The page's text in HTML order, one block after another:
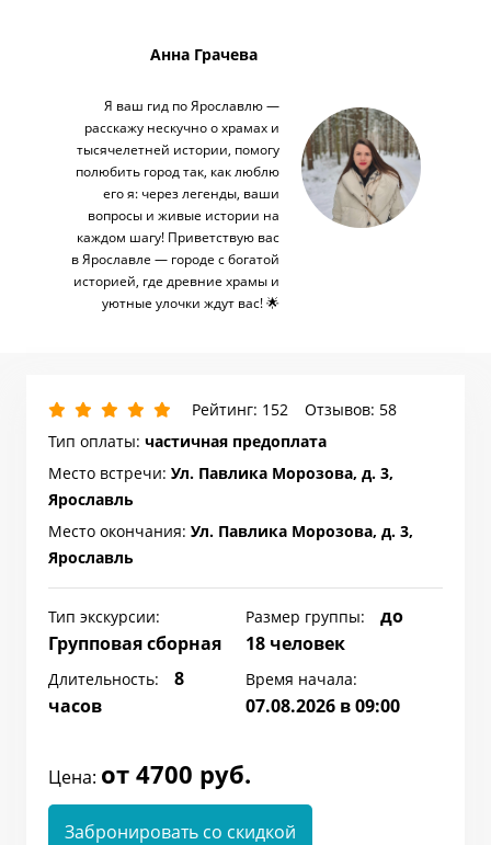
Анна Грачева
Я ваш гид по Ярославлю —
расскажу нескучно о храмах и
тысячелетней истории, помогу
полюбить город так, как люблю
его я: через легенды, ваши
вопросы и живые истории на
каждом шагу! Приветствую вас
в Ярославле — городе с богатой
историей, где древние храмы и
уютные улочки ждут вас! 🌟
Рейтинг: 152
Отзывов: 58
Тип оплаты: частичная предоплата
Место встречи: Ул. Павлика Морозова, д. 3,
Ярославль
Место окончания: Ул. Павлика Морозова, д. 3,
Ярославль
Тип экскурсии:
Групповая сборная
Размер группы:
до
18 человек
Длительность:
8
часов
Время начала:
07.08.2026 в 09:00
Цена: от 4700 руб.
Забронировать со скидкой